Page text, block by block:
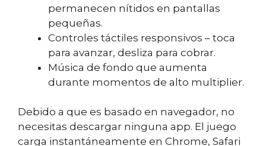
permanecen nítidos en pantallas
pequeñas.
Controles táctiles responsivos – toca
para avanzar, desliza para cobrar.
Música de fondo que aumenta
durante momentos de alto multiplier.
Debido a que es basado en navegador, no
necesitas descargar ninguna app. El juego
carga instantáneamente en Chrome, Safari